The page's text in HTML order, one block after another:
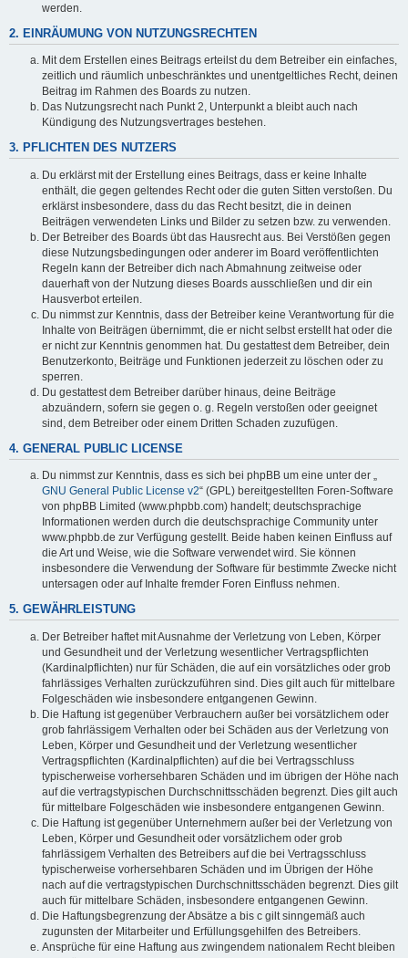
werden.
2. EINRÄUMUNG VON NUTZUNGSRECHTEN
Mit dem Erstellen eines Beitrags erteilst du dem Betreiber ein einfaches,
zeitlich und räumlich unbeschränktes und unentgeltliches Recht, deinen
Beitrag im Rahmen des Boards zu nutzen.
Das Nutzungsrecht nach Punkt 2, Unterpunkt a bleibt auch nach
Kündigung des Nutzungsvertrages bestehen.
3. PFLICHTEN DES NUTZERS
Du erklärst mit der Erstellung eines Beitrags, dass er keine Inhalte
enthält, die gegen geltendes Recht oder die guten Sitten verstoßen. Du
erklärst insbesondere, dass du das Recht besitzt, die in deinen
Beiträgen verwendeten Links und Bilder zu setzen bzw. zu verwenden.
Der Betreiber des Boards übt das Hausrecht aus. Bei Verstößen gegen
diese Nutzungsbedingungen oder anderer im Board veröffentlichten
Regeln kann der Betreiber dich nach Abmahnung zeitweise oder
dauerhaft von der Nutzung dieses Boards ausschließen und dir ein
Hausverbot erteilen.
Du nimmst zur Kenntnis, dass der Betreiber keine Verantwortung für die
Inhalte von Beiträgen übernimmt, die er nicht selbst erstellt hat oder die
er nicht zur Kenntnis genommen hat. Du gestattest dem Betreiber, dein
Benutzerkonto, Beiträge und Funktionen jederzeit zu löschen oder zu
sperren.
Du gestattest dem Betreiber darüber hinaus, deine Beiträge
abzuändern, sofern sie gegen o. g. Regeln verstoßen oder geeignet
sind, dem Betreiber oder einem Dritten Schaden zuzufügen.
4. GENERAL PUBLIC LICENSE
Du nimmst zur Kenntnis, dass es sich bei phpBB um eine unter der „
GNU General Public License v2“ (GPL) bereitgestellten Foren-Software
von phpBB Limited (www.phpbb.com) handelt; deutschsprachige
Informationen werden durch die deutschsprachige Community unter
www.phpbb.de zur Verfügung gestellt. Beide haben keinen Einfluss auf
die Art und Weise, wie die Software verwendet wird. Sie können
insbesondere die Verwendung der Software für bestimmte Zwecke nicht
untersagen oder auf Inhalte fremder Foren Einfluss nehmen.
5. GEWÄHRLEISTUNG
Der Betreiber haftet mit Ausnahme der Verletzung von Leben, Körper
und Gesundheit und der Verletzung wesentlicher Vertragspflichten
(Kardinalpflichten) nur für Schäden, die auf ein vorsätzliches oder grob
fahrlässiges Verhalten zurückzuführen sind. Dies gilt auch für mittelbare
Folgeschäden wie insbesondere entgangenen Gewinn.
Die Haftung ist gegenüber Verbrauchern außer bei vorsätzlichem oder
grob fahrlässigem Verhalten oder bei Schäden aus der Verletzung von
Leben, Körper und Gesundheit und der Verletzung wesentlicher
Vertragspflichten (Kardinalpflichten) auf die bei Vertragsschluss
typischerweise vorhersehbaren Schäden und im übrigen der Höhe nach
auf die vertragstypischen Durchschnittsschäden begrenzt. Dies gilt auch
für mittelbare Folgeschäden wie insbesondere entgangenen Gewinn.
Die Haftung ist gegenüber Unternehmern außer bei der Verletzung von
Leben, Körper und Gesundheit oder vorsätzlichem oder grob
fahrlässigem Verhalten des Betreibers auf die bei Vertragsschluss
typischerweise vorhersehbaren Schäden und im Übrigen der Höhe
nach auf die vertragstypischen Durchschnittsschäden begrenzt. Dies gilt
auch für mittelbare Schäden, insbesondere entgangenen Gewinn.
Die Haftungsbegrenzung der Absätze a bis c gilt sinngemäß auch
zugunsten der Mitarbeiter und Erfüllungsgehilfen des Betreibers.
Ansprüche für eine Haftung aus zwingendem nationalem Recht bleiben